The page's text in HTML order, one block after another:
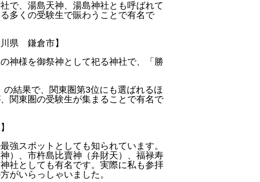
で、湯島天神、湯島神社とも呼ばれて
多くの受験生で賑わうことで有名で
県 鎌倉市】
神様を御祭神として祀る神社で、「勝
結果で、関東圏第3位にも選ばれるほ
関東圏の受験生が集まることで有名で
強スポットとしても知られています。
）、市杵島比賣神（弁財天）、福禄寿
社としても有名です。実際に私も参拝
がいらっしゃいました。